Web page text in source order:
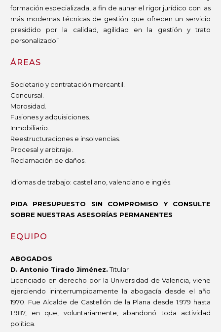
formación especializada, a fin de aunar el rigor jurídico con las
más modernas técnicas de gestión que ofrecen un servicio
presidido por la calidad, agilidad en la gestión y trato
personalizado”
ÁREAS
Societario y contratación mercantil.
Concursal.
Morosidad.
Fusiones y adquisiciones.
Inmobiliario.
Reestructuraciones e insolvencias.
Procesal y arbitraje.
Reclamación de daños.
Idiomas de trabajo: castellano, valenciano e inglés.
PIDA PRESUPUESTO SIN COMPROMISO Y CONSULTE
SOBRE NUESTRAS ASESORÍAS PERMANENTES
EQUIPO
ABOGADOS
D. Antonio Tirado Jiménez.Titular
Licenciado en derecho por la Universidad de Valencia, viene
ejerciendo ininterrumpidamente la abogacía desde el año
1970. Fue Alcalde de Castellón de la Plana desde 1.979 hasta
1.987, en que, voluntariamente, abandonó toda actividad
política.